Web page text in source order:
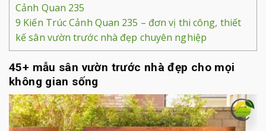
Cảnh Quan 235
9 Kiến Trúc Cảnh Quan 235 – đơn vị thi công, thiết
kế sân vườn trước nhà đẹp chuyên nghiệp
45+ mẫu sân vườn trước nhà đẹp cho mọi
không gian sống